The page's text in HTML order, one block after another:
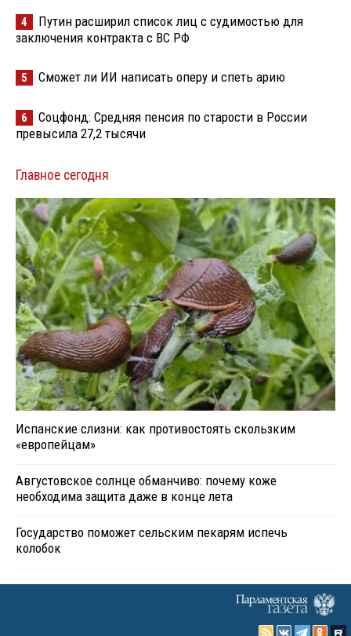
4
Путин расширил список лиц с судимостью для
заключения контракта с ВС РФ
5 Сможет ли ИИ написать оперу и спеть арию
6
Соцфонд: Средняя пенсия по старости в России
превысила 27,2 тысячи
Главное сегодня
Испанские слизни: как противостоять скользким
«европейцам»
Августовское солнце обманчиво: почему коже
необходима защита даже в конце лета
Государство поможет сельским пекарям испечь
колобок